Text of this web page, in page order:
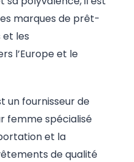
marques de prêt-
les
l’Europe et le
un fournisseur de
femme spécialisé
et la
de qualité